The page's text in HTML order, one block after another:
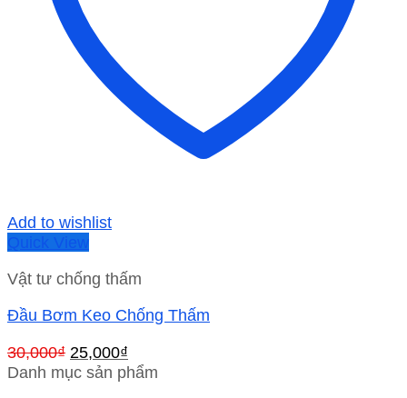
Add to wishlist
Quick View
Vật tư chống thấm
Đầu Bơm Keo Chống Thấm
30,000₫ Giá
gốc
25,000₫
hiện
Danh mục sản phẩm